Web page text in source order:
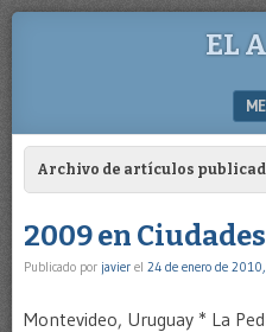
EL
SKIP TO CONTENT
Archivo de artículos
2009 en Ciudades
Publicado por javier el 24 de enero de
Montevideo, Uruguay * La